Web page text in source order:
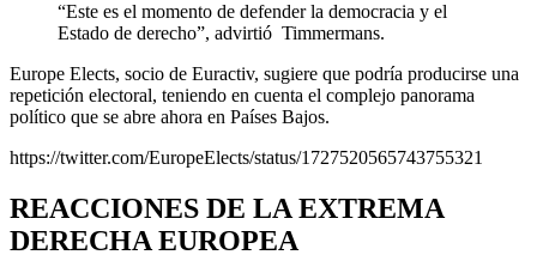
“Este es el momento de defender la democracia y el
Estado de derecho”, advirtió Timmermans.
Europe Elects, socio de Euractiv, sugiere que podría producirse una
repetición electoral, teniendo en cuenta el complejo panorama
político que se abre ahora en Países Bajos.
https://twitter.com/EuropeElects/status/1727520565743755321
REACCIONES DE LA EXTREMA
DERECHA EUROPEA